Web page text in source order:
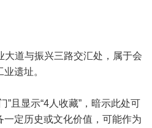
大道与振兴三路交汇处，属于会
遗址。
”且显示“4人收藏”，暗示此处可
定历史或文化价值，可能作为